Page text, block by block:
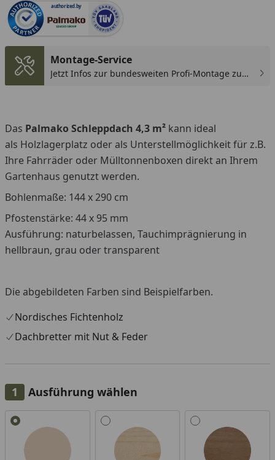
authorized.by
Montage-Service
Jetzt Infos zur bundesweiten Profi-Montage zum
Das Palmako Schleppdach 4,3 m² kann ideal
als Holzlagerplatz oder als Unterstellmöglichkeit für z.B.
Ihre Fahrräder oder Mülltonnenboxen direkt an Ihrem
Gartenhaus genutzt werden.
Bohlenmaße: 144 x 290 cm
Pfostenstärke: 44 x 95 mm
Ausführung: naturbelassen, Tauchimprägnierung in
hellbraun, grau oder transparent
Die abgebildeten Farben sind Beispielfarben.
Nordisches Fichtenholz
Dachbretter mit Nut & Feder
Ausführung wählen
Alle anzeigen (4)